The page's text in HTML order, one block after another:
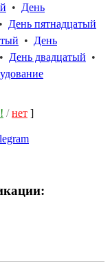
• День
• День пятнадцатый
• День
• День двадцатый •
/нет ]